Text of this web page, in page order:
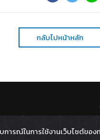
กลับไปหน้าหลัก
ารณ์ในการใช้งานเว็บไซต์ข